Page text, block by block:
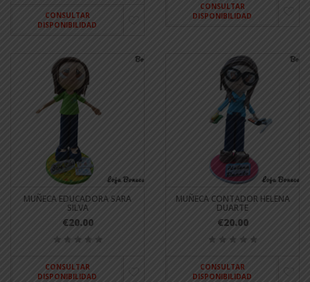
CONSULTAR
DISPONIBILIDAD
CONSULTAR
DISPONIBILIDAD
MUÑECA EDUCADORA SARA
SILVA
€20.00
CONSULTAR
DISPONIBILIDAD
MUÑECA CONTADOR HELENA
DUARTE
€20.00
CONSULTAR
DISPONIBILIDAD